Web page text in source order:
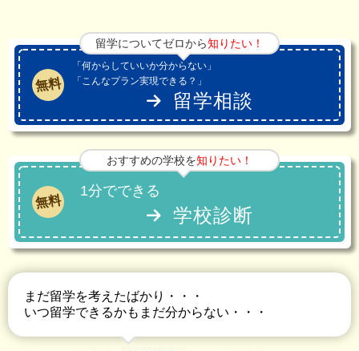
留学についてゼロから知りたい！
無料
「何からしていいか分からない」
「こんなプラン実現できる？」
留学相談
おすすめの学校を知りたい！
無料
1分でできる
学校診断
まだ留学を考えたばかり・・・
いつ留学できるかもまだ分からない・・・